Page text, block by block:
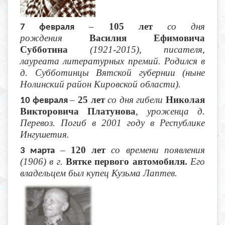
7 февраля – 105 летсо дня
рождения Василия Ефимовича
Субботина (1921-2015), писателя,
лауреата литературных премий. Родился в
д. Субботинцы Вятской губернии (ныне
Нолинский район Кировской области).
10 февраля– 25 летсо дня гибели Николая
Викторовича Платунова, уроженца д.
Перевоз. Погиб в 2001 году в Республике
Ингушетия.
3 марта– 120 лет со времени появления
(1906) в г. Вятке первого автомобиля. Его
владельцем был купец Кузьма Лаптев.